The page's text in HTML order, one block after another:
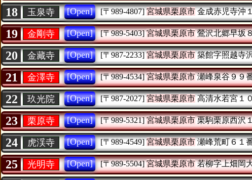
18 玉泉寺 [Open] [〒989-4807] 宮城県栗原市金成赤児寺沖
19 金剛寺 [Open] [〒989-5403] 宮城県栗原市鶯沢北郷早坂
20 金藏寺 [Open] [〒987-2233] 宮城県栗原市築館字照越寺
21 金澤寺 [Open] [〒989-4534] 宮城県栗原市瀬峰泉谷９９
22 玖光院 [Open] [〒987-2027] 宮城県栗原市高清水若宮１
23 栗原寺 [Open] [〒989-5321] 宮城県栗原市栗駒栗原西沢
24 虎渓寺 [Open] [〒989-4549] 宮城県栗原市瀬峰荒町６１
25 光明寺 [Open] [〒989-5504] 宮城県栗原市若柳字上畑岡